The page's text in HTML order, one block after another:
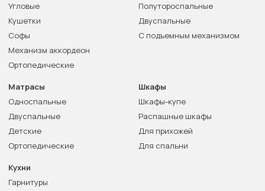
Угловые
Кушетки
Софы
Механизм аккордеон
Ортопедические
Полутороспальные
Двуспальные
С подъемным механизмом
Матрасы
Односпальные
Двуспальные
Детские
Ортопедические
Шкафы
Шкафы-купе
Распашные шкафы
Для прихожей
Для спальни
Кухни
Гарнитуры